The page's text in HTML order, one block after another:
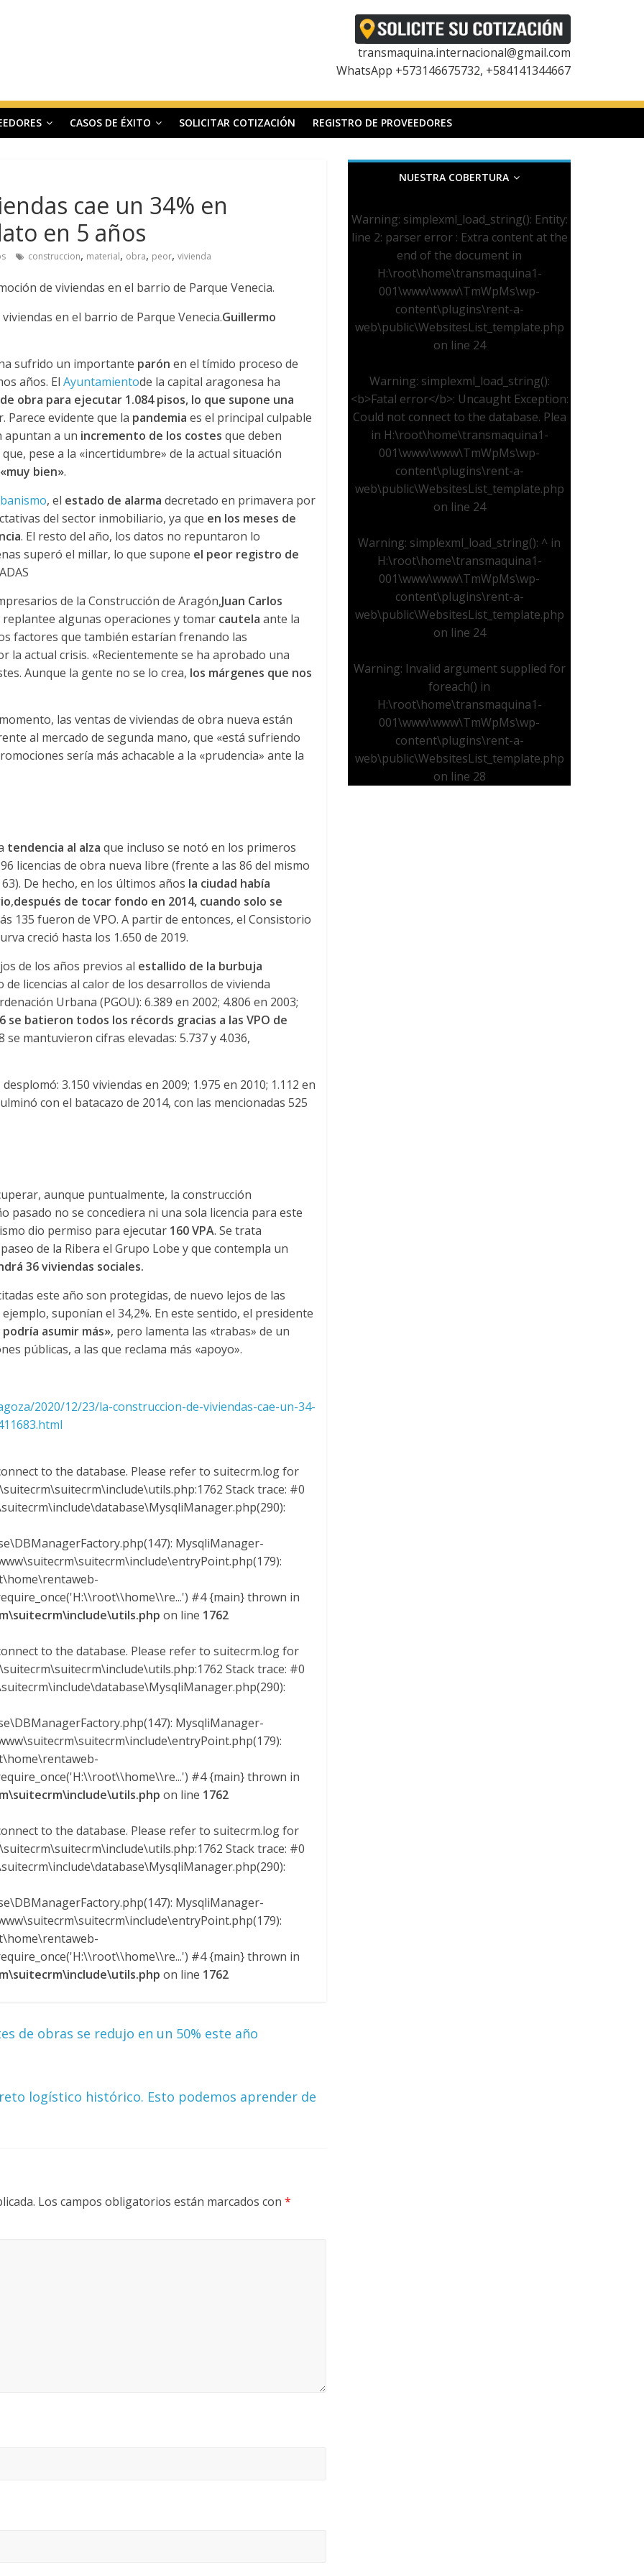
transmaquina.internacional@gmail.com
WhatsApp +573146675732, +584141344667
CASOS DE ÉXITO SOLICITAR COTIZACIÓN REGISTRO DE PROVEEDORES
cae un 34% en
en 5 años
construccion, material, obra, peor, vivienda
en el barrio de Parque Venecia.Guillermo
sufrido un importante parón en el tímido proceso de
años. El Ayuntamientode la capital aragonesa ha
obra para ejecutar 1.084 pisos, lo que supone una
Parece evidente que la pandemia es el principal culpable
apuntan a un incremento de los costes que deben
pese a la «incertidumbre» de la actual situación
bien».
, el estado de alarma decretado en primavera por
del sector inmobiliario, ya que en los meses de
. El resto del año, los datos no repuntaron lo
superó el millar, lo que supone el peor registro de
de la Construcción de Aragón,Juan Carlos
replantee algunas operaciones y tomar cautela ante la
factores que también estarían frenando las
la actual crisis. «Recientemente se ha aprobado una
Aunque la gente no se lo crea, los márgenes que nos
las ventas de viviendas de obra nueva están
al mercado de segunda mano, que «está sufriendo
sería más achacable a la «prudencia» ante la
tendencia al alza que incluso se notó en los primeros
licencias de obra nueva libre (frente a las 86 del mismo
De hecho, en los últimos años la ciudad había
,después de tocar fondo en 2014, cuando solo se
135 fueron de VPO. A partir de entonces, el Consistorio
creció hasta los 1.650 de 2019.
de los años previos al estallido de la burbuja
licencias al calor de los desarrollos de vivienda
Urbana (PGOU): 6.389 en 2002; 4.806 en 2003;
se batieron todos los récords gracias a las VPO de
se mantuvieron cifras elevadas: 5.737 y 4.036,
3.150 viviendas en 2009; 1.975 en 2010; 1.112 en
con el batacazo de 2014, con las mencionadas 525
aunque puntualmente, la construcción
pasado no se concediera ni una sola licencia para este
dio permiso para ejecutar 160 VPA. Se trata
de la Ribera el Grupo Lobe y que contempla un
36 viviendas sociales.
este año son protegidas, de nuevo lejos de las
suponían el 34,2%. En este sentido, el presidente
asumir más», pero lamenta las «trabas» de un
públicas, a las que reclama más «apoyo».
2020/12/23/la-construccion-de-viviendas-cae-un-34-
to the database. Please refer to suitecrm.log for
Stack trace: #0
MysqliManager-
#4 {main} thrown in
on line 1762
to the database. Please refer to suitecrm.log for
Stack trace: #0
MysqliManager-
#4 {main} thrown in
on line 1762
to the database. Please refer to suitecrm.log for
Stack trace: #0
MysqliManager-
#4 {main} thrown in
on line 1762
de obras se redujo en un 50% este año
logístico histórico. Esto podemos aprender de
Los campos obligatorios están marcados con *
NUESTRA COBERTURA
Warning: simplexml_load_string(): Entity:
line 2: parser error : Extra content at the
end of the document in
H:\root\home\transmaquina1-
001\www\www\TmWpMs\wp-
content\plugins\rent-a-
web\public\WebsitesList_template.php
on line 24
Warning: simplexml_load_string():
<b>Fatal error</b>: Uncaught Exception:
Could not connect to the database. Plea
in H:\root\home\transmaquina1-
001\www\www\TmWpMs\wp-
content\plugins\rent-a-
web\public\WebsitesList_template.php
on line 24
Warning: simplexml_load_string(): ^ in
H:\root\home\transmaquina1-
001\www\www\TmWpMs\wp-
content\plugins\rent-a-
web\public\WebsitesList_template.php
on line 24
Warning: Invalid argument supplied for
foreach() in
H:\root\home\transmaquina1-
001\www\www\TmWpMs\wp-
content\plugins\rent-a-
web\public\WebsitesList_template.php
on line 28